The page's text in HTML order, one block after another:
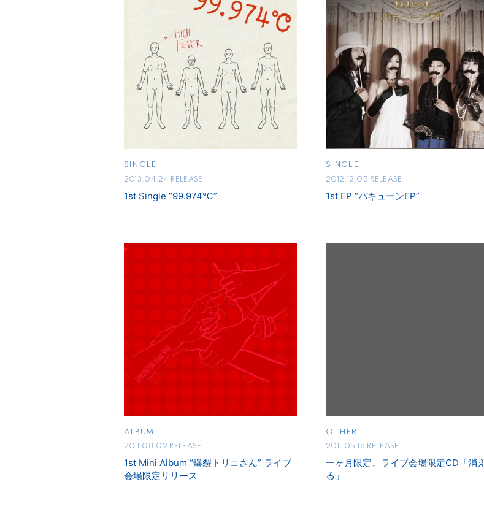
SINGLE
2013.04.24 RELEASE
1st Single “99.974℃”
SINGLE
2012.12.05 RELEASE
1st EP “バキューンEP”
ALBUM
2011.08.02 RELEASE
1st Mini Album “爆裂トリコさん” ライブ
会場限定リリース
OTHER
2011.05.18 RELEASE
一ヶ月限定、ライブ会場限定CD「消え
る」